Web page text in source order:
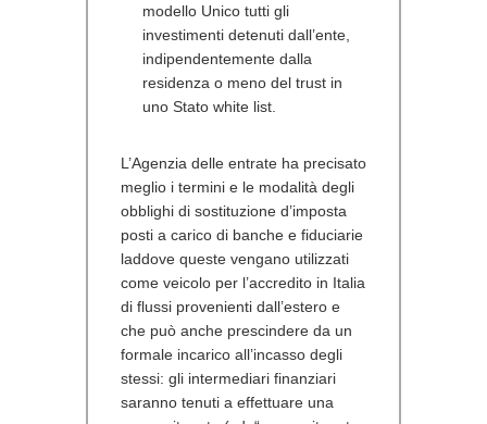
modello Unico tutti gli
investimenti detenuti dall’ente,
indipendentemente dalla
residenza o meno del trust in
uno Stato white list.
L’Agenzia delle entrate ha precisato
meglio i termini e le modalità degli
obblighi di sostituzione d’imposta
posti a carico di banche e fiduciarie
laddove queste vengano utilizzati
come veicolo per l’accredito in Italia
di flussi provenienti dall’estero e
che può anche prescindere da un
formale incarico all’incasso degli
stessi: gli intermediari finanziari
saranno tenuti a effettuare una